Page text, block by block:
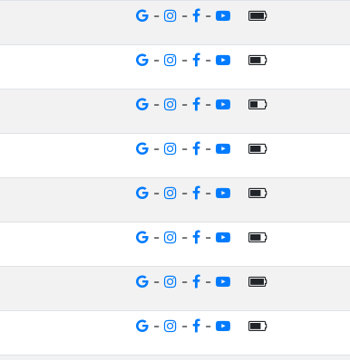
- - -
- - -
- - -
- - -
- - -
- - -
- - -
- - -